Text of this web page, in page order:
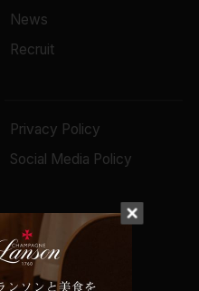
News
Recruit
Privacy Policy
Social Media Policy